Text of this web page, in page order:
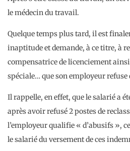
le médecin du travail.
Quelque temps plus tard, il est
inaptitude et demande, à ce titre, à
compensatrice de licenciement
spéciale… que son employeur refuse
Il rappelle, en effet, que le salarié a
après avoir refusé 2 postes de
l’employeur qualifie « d’abusifs »,
le salarié du versement de ces